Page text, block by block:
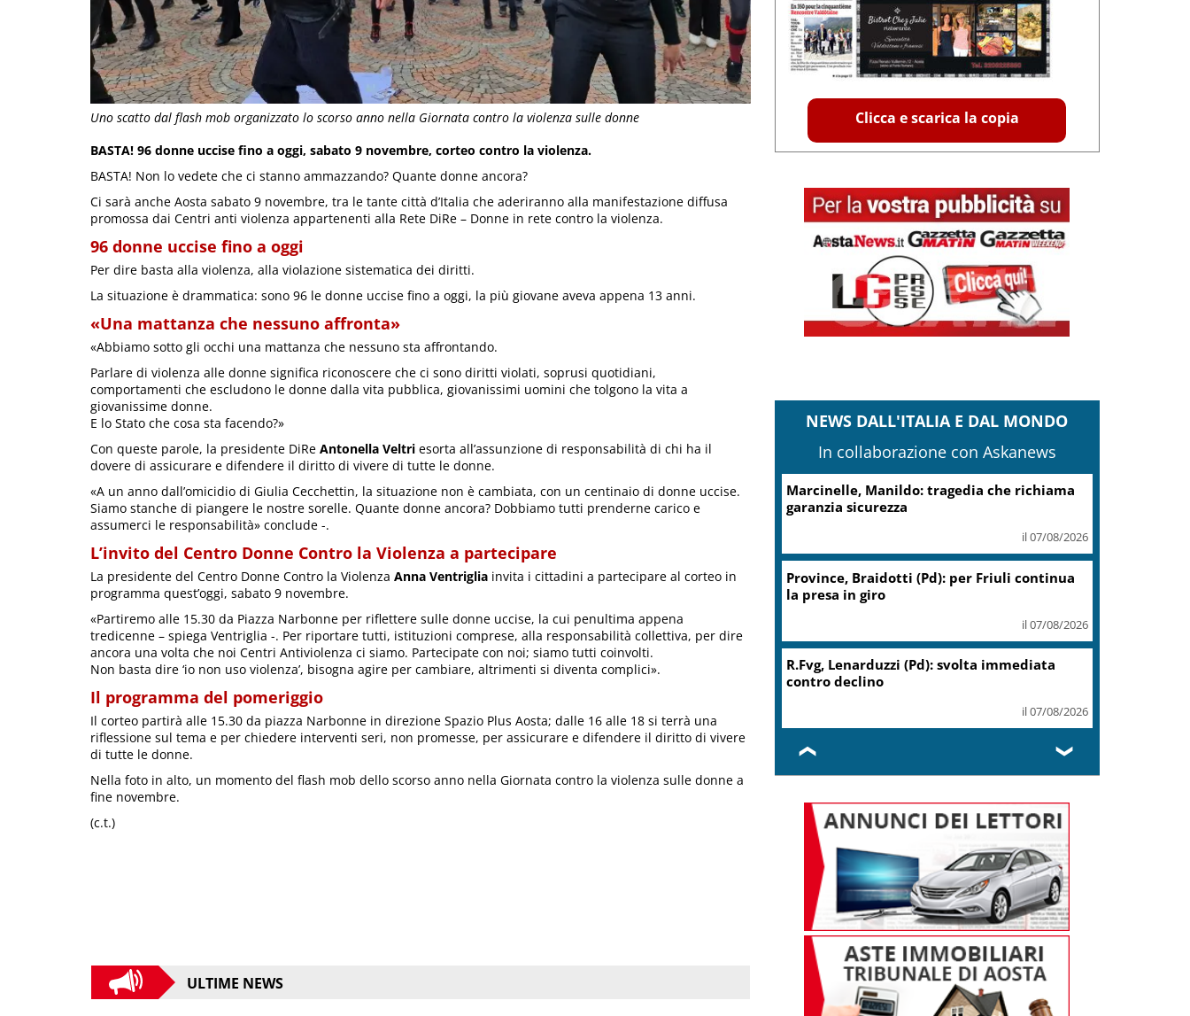
Uno scatto dal flash mob organizzato lo scorso anno nella Giornata contro la violenza sulle donne
BASTA! 96 donne uccise fino a oggi, sabato 9 novembre, corteo contro la violenza.
BASTA! Non lo vedete che ci stanno ammazzando? Quante donne ancora?
Ci sarà anche Aosta sabato 9 novembre, tra le tante città d’Italia che aderiranno alla manifestazione diffusa
promossa dai Centri anti violenza appartenenti alla Rete DiRe – Donne in rete contro la violenza.
96 donne uccise fino a oggi
Per dire basta alla violenza, alla violazione sistematica dei diritti.
La situazione è drammatica: sono 96 le donne uccise fino a oggi, la più giovane aveva appena 13 anni.
«Una mattanza che nessuno affronta»
«Abbiamo sotto gli occhi una mattanza che nessuno sta affrontando.
Parlare di violenza alle donne significa riconoscere che ci sono diritti violati, soprusi quotidiani,
comportamenti che escludono le donne dalla vita pubblica, giovanissimi uomini che tolgono la vita a
giovanissime donne.
E lo Stato che cosa sta facendo?»
Con queste parole, la presidente DiRe Antonella Veltri esorta all’assunzione di responsabilità di chi ha il
dovere di assicurare e difendere il diritto di vivere di tutte le donne.
«A un anno dall’omicidio di Giulia Cecchettin, la situazione non è cambiata, con un centinaio di donne uccise.
Siamo stanche di piangere le nostre sorelle. Quante donne ancora? Dobbiamo tutti prenderne carico e
assumerci le responsabilità» conclude -.
L’invito del Centro Donne Contro la Violenza a partecipare
La presidente del Centro Donne Contro la Violenza Anna Ventriglia invita i cittadini a partecipare al corteo in
programma quest’oggi, sabato 9 novembre.
«Partiremo alle 15.30 da Piazza Narbonne per riflettere sulle donne uccise, la cui penultima appena
tredicenne – spiega Ventriglia -. Per riportare tutti, istituzioni comprese, alla responsabilità collettiva, per dire
ancora una volta che noi Centri Antiviolenza ci siamo. Partecipate con noi; siamo tutti coinvolti.
Non basta dire ‘io non uso violenza’, bisogna agire per cambiare, altrimenti si diventa complici».
Il programma del pomeriggio
Il corteo partirà alle 15.30 da piazza Narbonne in direzione Spazio Plus Aosta; dalle 16 alle 18 si terrà una
riflessione sul tema e per chiedere interventi seri, non promesse, per assicurare e difendere il diritto di vivere
di tutte le donne.
Nella foto in alto, un momento del flash mob dello scorso anno nella Giornata contro la violenza sulle donne a
fine novembre.
(c.t.)
ULTIME NEWS
Clicca e scarica la copia
NEWS DALL'ITALIA E DAL MONDO
In collaborazione con Askanews
Acciaierie Valbruna, Bitonci: trovato punto
di equilibrio
il 07/08/2026
Coin, accordo con sindacati su
piano risanamento e rilancio
il 07/08/2026
Migranti, Meloni: non c’è
spazio in Ue per chi alimenta
il 07/08/2026